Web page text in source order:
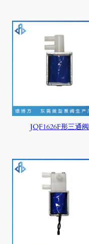
JQF1626F形三通阀